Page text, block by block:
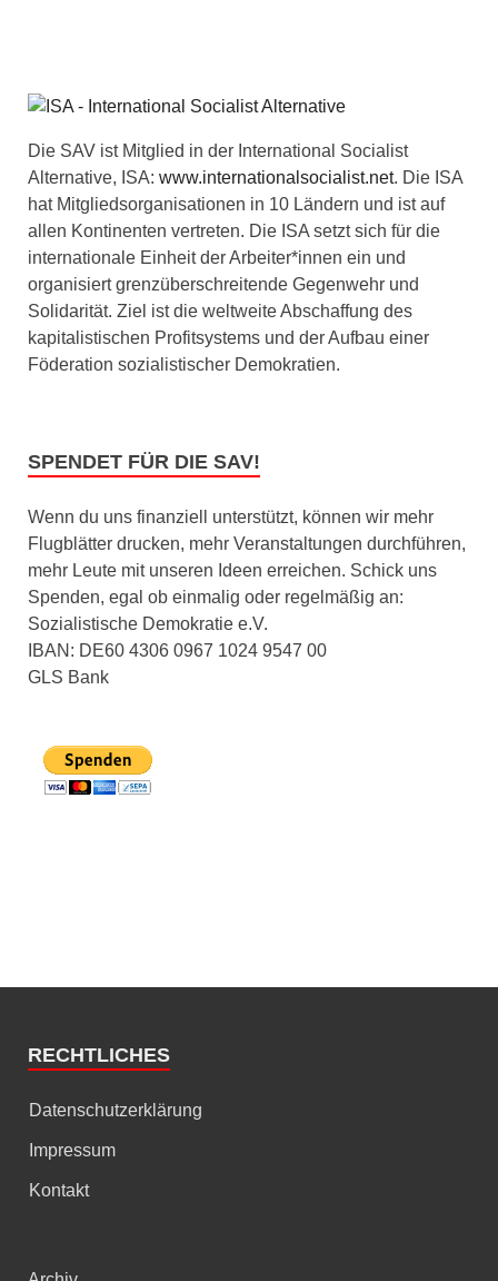
Die SAV ist Mitglied in der International Socialist
Alternative, ISA: www.internationalsocialist.net. Die ISA
hat Mitgliedsorganisationen in 10 Ländern und ist auf
allen Kontinenten vertreten. Die ISA setzt sich für die
internationale Einheit der Arbeiter*innen ein und
organisiert grenzüberschreitende Gegenwehr und
Solidarität. Ziel ist die weltweite Abschaffung des
kapitalistischen Profitsystems und der Aufbau einer
Föderation sozialistischer Demokratien.
SPENDET FÜR DIE SAV!
Wenn du uns finanziell unterstützt, können wir mehr
Flugblätter drucken, mehr Veranstaltungen durchführen,
mehr Leute mit unseren Ideen erreichen. Schick uns
Spenden, egal ob einmalig oder regelmäßig an:
Sozialistische Demokratie e.V.
IBAN: DE60 4306 0967 1024 9547 00
GLS Bank
RECHTLICHES
Datenschutzerklärung
Impressum
Kontakt